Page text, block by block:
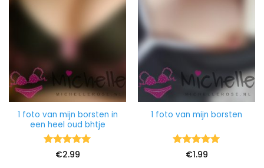
1 foto van mijn borsten in
een heel oud bhtje
Waardering
€2.99
1 foto van mijn borsten
Waardering
€1.99